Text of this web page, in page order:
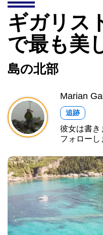
ギガリス
で最も美
島の北部
Marian
追跡
彼女は書き
フォローし